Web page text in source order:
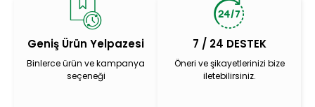
Geniş Ürün Yelpazesi
Binlerce ürün ve kampanya
seçeneği
7 / 24 DESTEK
Öneri ve şikayetlerinizi bize
iletebilirsiniz.